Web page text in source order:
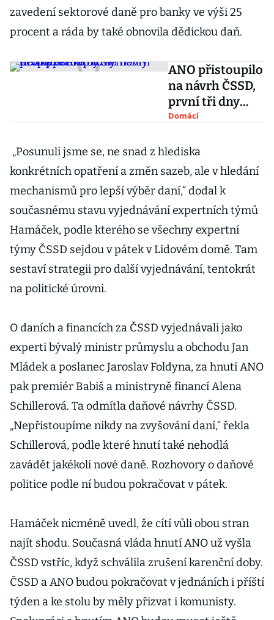
zavedení sektorové daně pro banky ve výši 25
procent a ráda by také obnovila dědickou daň.
ANO přistoupilo
na návrh ČSSD,
první tři dny
nemocenské by
proplácet
Domácí
„Posunuli jsme se, ne snad z hlediska
konkrétních opatření a změn sazeb, ale v hledání
mechanismů pro lepší výběr daní,“ dodal k
současnému stavu vyjednávání expertních týmů
Hamáček, podle kterého se všechny expertní
týmy ČSSD sejdou v pátek v Lidovém domě. Tam
sestaví strategii pro další vyjednávání, tentokrát
na politické úrovni.
O daních a financích za ČSSD vyjednávali jako
experti bývalý ministr průmyslu a obchodu Jan
Mládek a poslanec Jaroslav Foldyna, za hnutí ANO
pak premiér Babiš a ministryně financí Alena
Schillerová. Ta odmítla daňové návrhy ČSSD.
„Nepřistoupíme nikdy na zvyšování daní,“ řekla
Schillerová, podle které hnutí také nehodlá
zavádět jakékoli nové daně. Rozhovory o daňové
politice podle ní budou pokračovat v pátek.
Hamáček nicméně uvedl, že cítí vůli obou stran
najít shodu. Současná vláda hnutí ANO už vyšla
ČSSD vstříc, když schválila zrušení karenční doby.
ČSSD a ANO budou pokračovat v jednáních i příští
týden a ke stolu by měly přizvat i komunisty.